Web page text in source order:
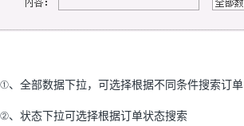
①、全部数据下拉，可选择根据不同条件搜索订单
②、状态下拉可选择根据订单状态搜索